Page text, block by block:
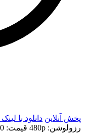
پخش آنلاین دانلود با
رزولوشن: 480p
قيمت: 8000 تومان